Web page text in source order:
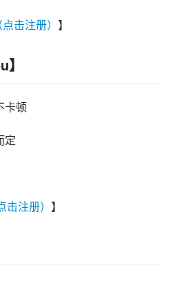
击注册） 】
卡顿
定
注册） 】